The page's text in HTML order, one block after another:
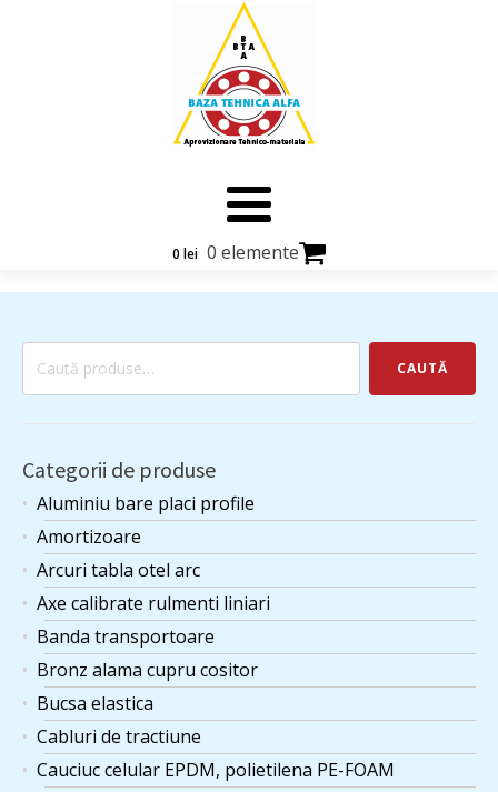
0 lei 0 elemente
Caută
CAUTĂ
Categorii de produse
Aluminiu bare placi profile
Amortizoare
Arcuri tabla otel arc
Axe calibrate rulmenti liniari
Banda transportoare
Bronz alama cupru cositor
Bucsa elastica
Cabluri de tractiune
Cauciuc celular EPDM, polietilena PE-FOAM